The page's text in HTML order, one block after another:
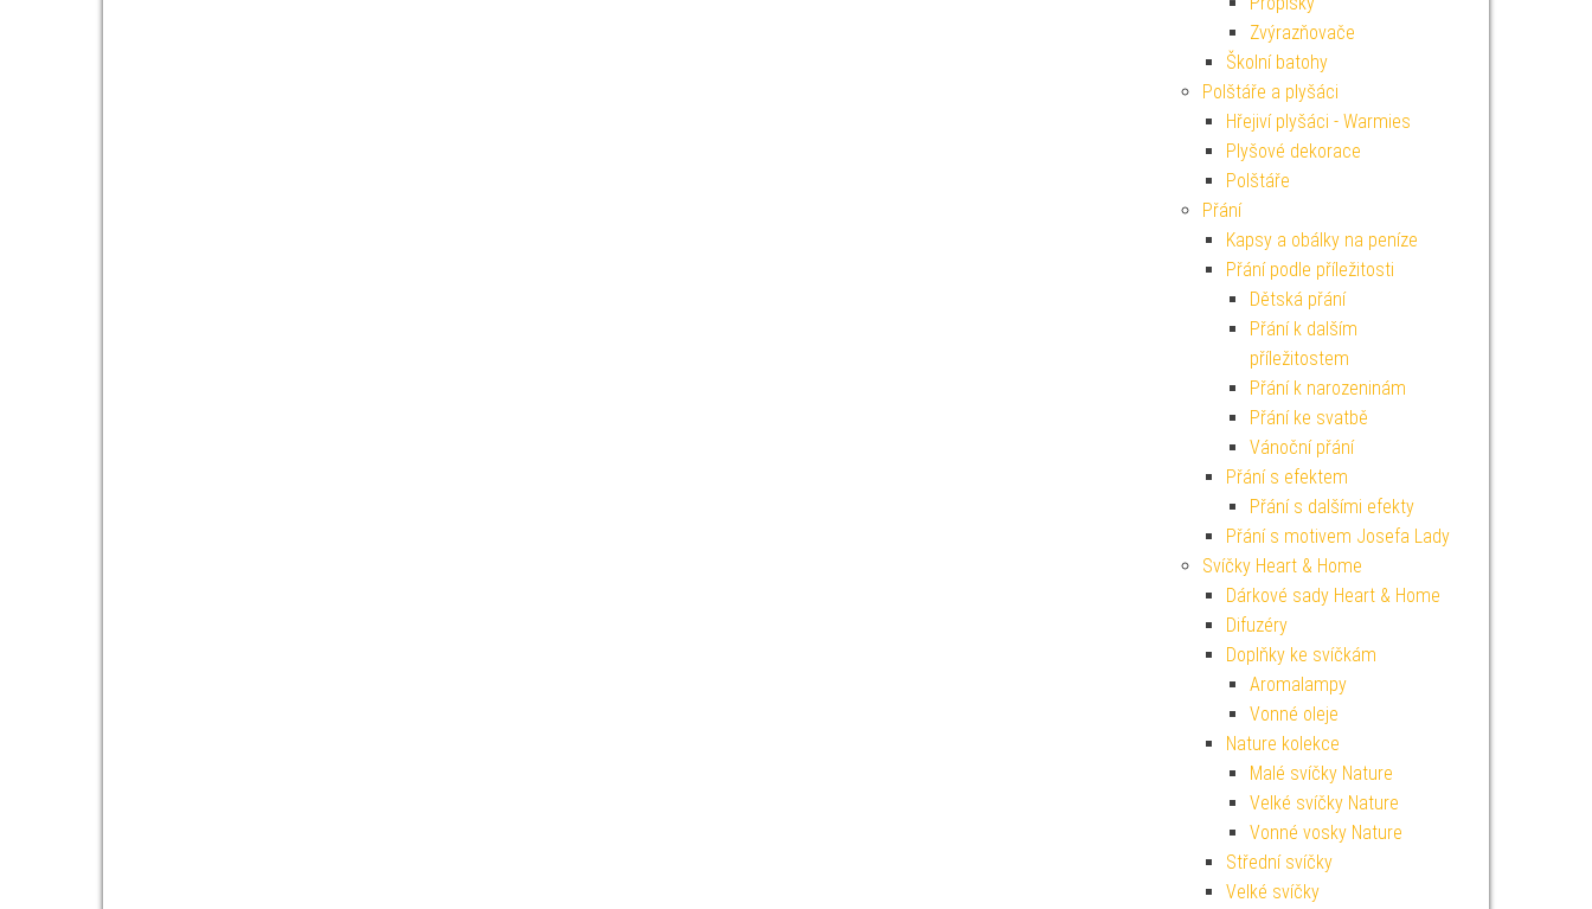
Zvýrazňovače
Školní batohy
Polštáře a plyšáci
Hřejiví plyšáci - Warmies
Plyšové dekorace
Polštáře
Přání
Kapsy a obálky na peníze
Přání podle příležitosti
Dětská přání
Přání k dalším
příležitostem
Přání k narozeninám
Přání ke svatbě
Vánoční přání
Přání s efektem
Přání s dalšími efekty
Přání s motivem Josefa Lady
Svíčky Heart & Home
Dárkové sady Heart & Home
Difuzéry
Doplňky ke svíčkám
Aromalampy
Vonné oleje
Nature kolekce
Malé svíčky Nature
Velké svíčky Nature
Vonné vosky Nature
Střední svíčky
Velké svíčky